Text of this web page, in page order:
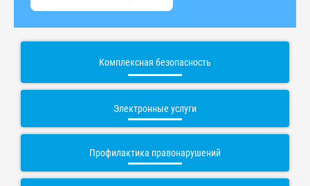
Комплексная безопасность
Электронные услуги
Профилактика правонарушений